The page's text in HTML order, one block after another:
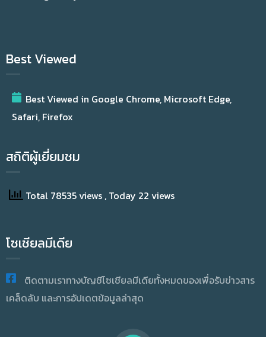
Best Viewed
Best Viewed in Google Chrome, Microsoft Edge,
Safari, Firefox
สถิติผู้เยี่ยมชม
Total 78535 views , Today 22 views
โซเชียลมีเดีย
ติดตามเราทางบัญชีโซเชียลมีเดียทั้งหมดของเพื่อรับข่าวสาร
เคล็ดลับ และการอัปเดตข้อมูลล่าสุด